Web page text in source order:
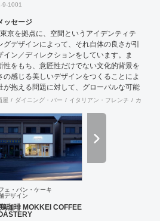
9-1001
ッセージ
京を拠点に、空間というアイデンティテ
グデザインによって、それ自体の良さが引
イン／ディレクションをしています。ま
性をもち、意匠性だけでない文化的背景を
の感じる美しいデザインをつくることによ
が抱える問題に対して、グローバルな可能
を導き出します。そして、常に世界を意識
、施設、住宅、展示など 空間体験を通じ
地の良い関係性をつくります。 プロダク
道具、生活雑貨、乗り物など 立体化され
ることで、愛着という無形の財産を築き
クデザイン：VI、ロゴ、パッケージ、ブッ
画など 視覚体験を可能にすることによっ
ンや価値を明確化します。 WEB / UI デ
像、インタラクティブサイン、デジタルサ
ュニケーションのデジタル化することで、
ります。 アートディレクション：広告、装
屋 ダイニング・バー イタリアン・フレンチ カフェ
ェ・パン・ケーキ
デザイン
珈琲 MOKKEI COFFEE